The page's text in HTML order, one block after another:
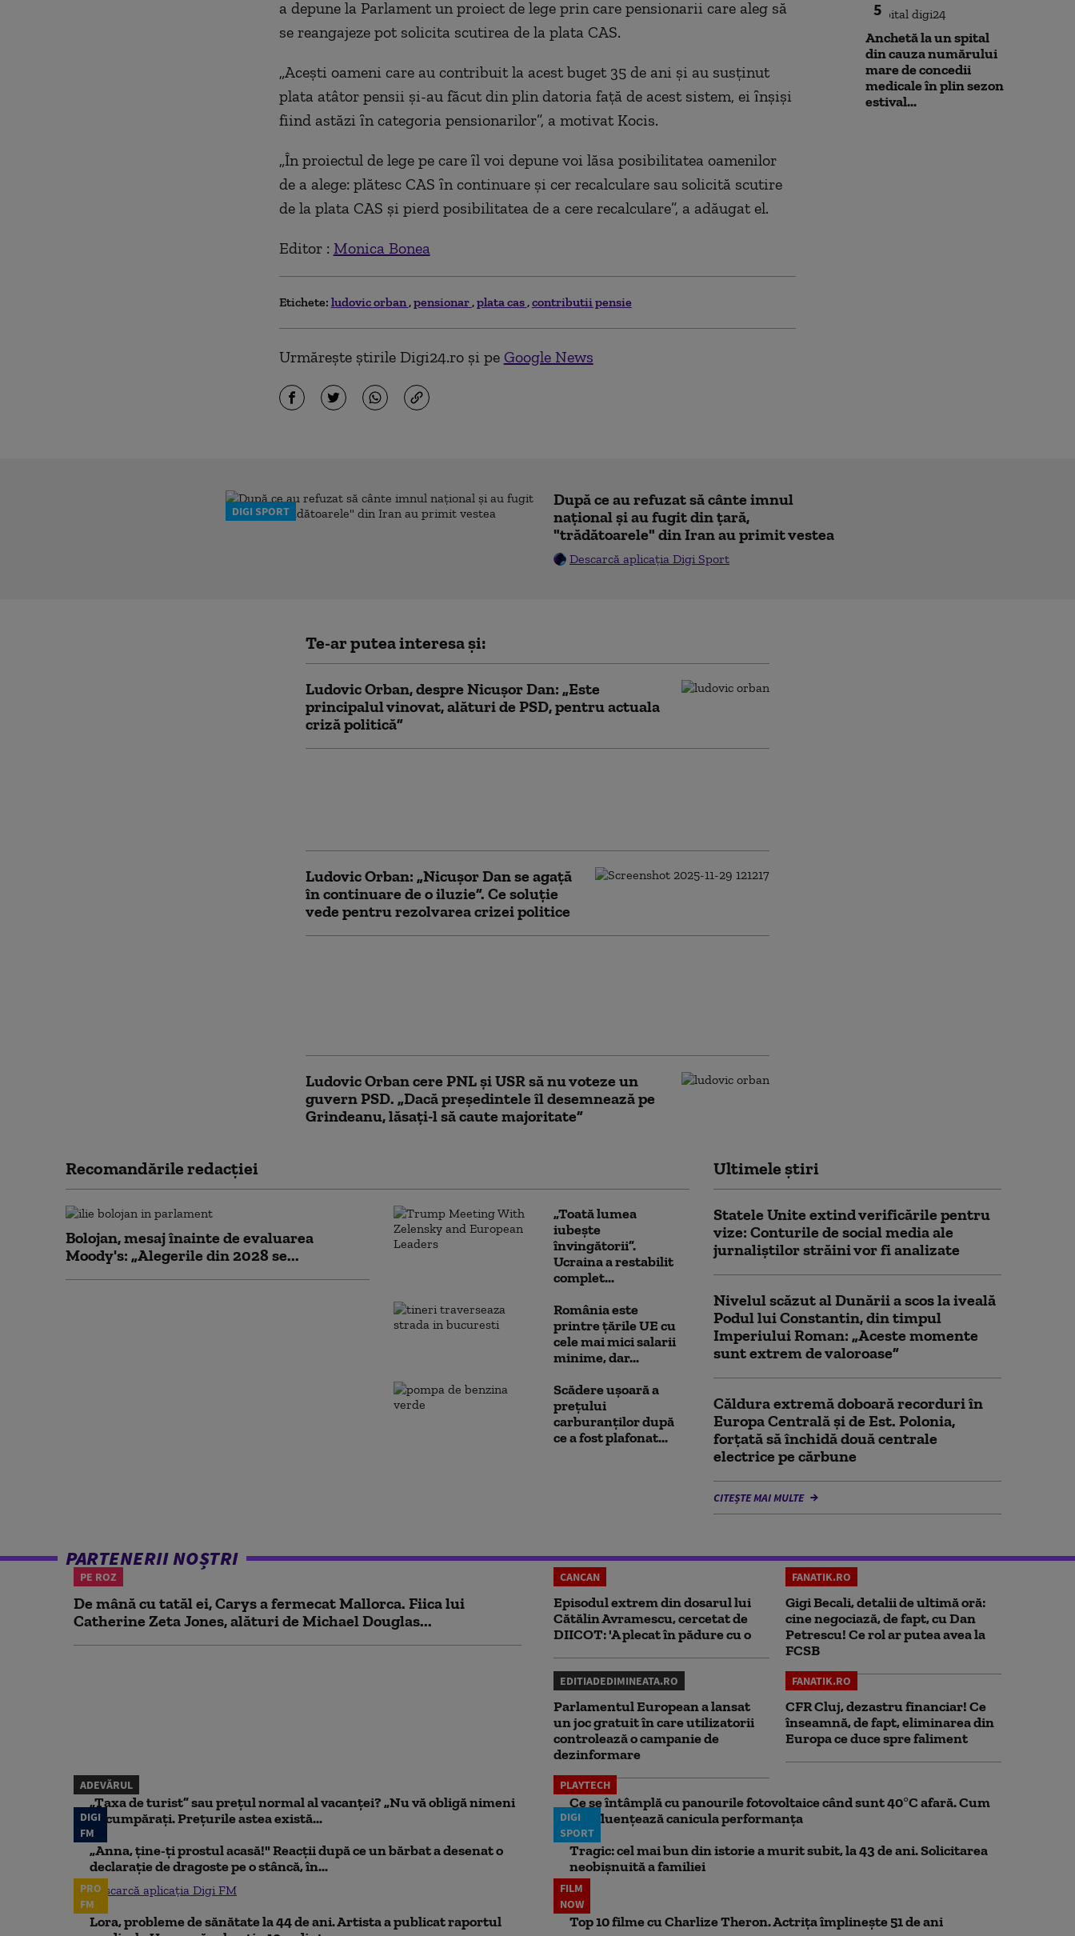
a depune la Parlament un proiect de lege prin care pensionarii care aleg să
se reangajeze pot solicita scutirea de la plata CAS.
„Aceşti oameni care au contribuit la acest buget 35 de ani şi au susţinut
plata atâtor pensii şi-au făcut din plin datoria faţă de acest sistem, ei ȋnşişi
fiind astăzi ȋn categoria pensionarilor”, a motivat Kocis.
„În proiectul de lege pe care ȋl voi depune voi lăsa posibilitatea oamenilor
de a alege: plătesc CAS ȋn continuare şi cer recalculare sau solicită scutire
de la plata CAS şi pierd posibilitatea de a cere recalculare”, a adăugat el.
Editor : Monica Bonea
Etichete: ludovic orban pensionar plata cas contributii pensie
Urmărește știrile Digi24.ro și pe Google News
5
Anchetă la un spital
din cauza numărului
mare de concedii
medicale în plin sezon
estival...
DIGI SPORT
După ce au refuzat să cânte imnul
naţional şi au fugit din ţară,
"trădătoarele" din Iran au primit vestea
Descarcă aplicația Digi Sport
Te-ar putea interesa și:
Ludovic Orban, despre Nicușor Dan: „Este
principalul vinovat, alături de PSD, pentru actuala
criză politică”
Ludovic Orban: „Nicușor Dan se agață
în continuare de o iluzie”. Ce soluție
vede pentru rezolvarea crizei politice
Ludovic Orban cere PNL și USR să nu voteze un
guvern PSD. „Dacă președintele îl desemnează pe
Grindeanu, lăsați-l să caute majoritate”
Recomandările redacţiei
Bolojan, mesaj înainte de evaluarea
Moody's: „Alegerile din 2028 se...
„Toată lumea
iubește
învingătorii”.
Ucraina a restabilit
complet...
România este
printre țările UE cu
cele mai mici salarii
minime, dar...
Scădere ușoară a
prețului
carburanților după
ce a fost plafonat...
Ultimele știri
Statele Unite extind verificările pentru
vize: Conturile de social media ale
jurnaliștilor străini vor fi analizate
Nivelul scăzut al Dunării a scos la iveală
Podul lui Constantin, din timpul
Imperiului Roman: „Aceste momente
sunt extrem de valoroase”
Căldura extremă doboară recorduri în
Europa Centrală și de Est. Polonia,
forțată să închidă două centrale
electrice pe cărbune
CITEȘTE MAI MULTE
PARTENERII NOȘTRI
PE ROZ
De mână cu tatăl ei, Carys a fermecat Mallorca. Fiica lui
Catherine Zeta Jones, alături de Michael Douglas...
CANCAN
Episodul extrem din dosarul lui
Cătălin Avramescu, cercetat de
DIICOT: 'A plecat în pădure cu o
FANATIK.RO
Gigi Becali, detalii de ultimă oră:
cine negociază, de fapt, cu Dan
Petrescu! Ce rol ar putea avea la
FCSB
EDITIADEDIMINEATA.RO
Parlamentul European a lansat
un joc gratuit în care utilizatorii
controlează o campanie de
dezinformare
FANATIK.RO
CFR Cluj, dezastru financiar! Ce
înseamnă, de fapt, eliminarea din
Europa ce duce spre faliment
ADEVĂRUL
„Taxa de turist” sau prețul normal al vacanței? „Nu vă obligă nimeni
să cumpărați. Prețurile astea există...
PLAYTECH
Ce se întâmplă cu panourile fotovoltaice când sunt 40°C afară. Cum
le influențează canicula performanța
DIGI
FM
„Anna, ţine-ţi prostul acasă!" Reacţii după ce un bărbat a desenat o
declaraţie de dragoste pe o stâncă, în...
Descarcă aplicația Digi FM
DIGI
SPORT
Tragic: cel mai bun din istorie a murit subit, la 43 de ani. Solicitarea
neobișnuită a familiei
PRO
FM
Lora, probleme de sănătate la 44 de ani. Artista a publicat raportul
FILM
NOW
Top 10 filme cu Charlize Theron. Actrița împlinește 51 de ani